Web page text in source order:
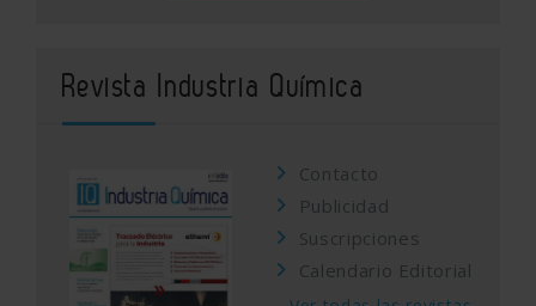
Revista Industria Química
Contacto
Publicidad
Suscripciones
Calendario Editorial